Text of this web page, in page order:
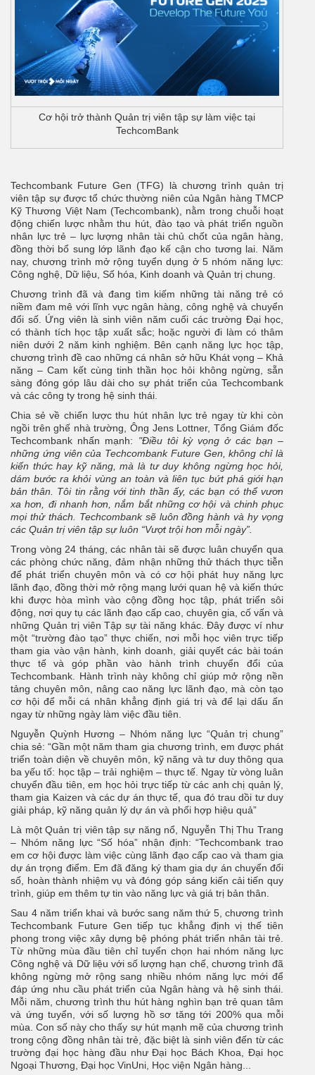
Cơ hội trở thành Quản trị viên tập sự làm việc tại
TechcomBank
Techcombank Future Gen (TFG) là chương trình quản trị
viên tập sự được tổ chức thường niên của Ngân hàng TMCP
Kỹ Thương Việt Nam (Techcombank), nằm trong chuỗi hoạt
động chiến lược nhằm thu hút, đào tạo và phát triển nguồn
nhân lực trẻ – lực lượng nhân tài chủ chốt của ngân hàng,
đồng thời bổ sung lớp lãnh đạo kế cận cho tương lai. Năm
nay, chương trình mở rộng tuyển dụng ở 5 nhóm năng lực:
Công nghệ, Dữ liệu, Số hóa, Kinh doanh và Quản trị chung.
Chương trình đã và đang tìm kiếm những tài năng trẻ có
niềm đam mê với lĩnh vực ngân hàng, công nghệ và chuyển
đổi số. Ứng viên là sinh viên năm cuối các trường Đại học,
có thành tích học tập xuất sắc; hoặc người đi làm có thâm
niên dưới 2 năm kinh nghiệm. Bên cạnh năng lực học tập,
chương trình đề cao những cá nhân sở hữu Khát vọng – Khả
năng – Cam kết cùng tinh thần học hỏi không ngừng, sẵn
sàng đóng góp lâu dài cho sự phát triển của Techcombank
và các công ty trong hệ sinh thái.
Chia sẻ về chiến lược thu hút nhân lực trẻ ngay từ khi còn
ngồi trên ghế nhà trường, Ông Jens Lottner, Tổng Giám đốc
Techcombank nhấn mạnh: "Điều tôi kỳ vọng ở các bạn –
những ứng viên của Techcombank Future Gen, không chỉ là
kiến thức hay kỹ năng, mà là tư duy không ngừng học hỏi,
dám bước ra khỏi vùng an toàn và liên tục bứt phá giới hạn
bản thân. Tôi tin rằng với tinh thần ấy, các bạn có thể vươn
xa hơn, đi nhanh hơn, nắm bắt những cơ hội và chinh phục
mọi thử thách. Techcombank sẽ luôn đồng hành và hy vọng
các Quản trị viên tập sự luôn “Vượt trội hơn mỗi ngày”.
Trong vòng 24 tháng, các nhân tài sẽ được luân chuyển qua
các phòng chức năng, đảm nhận những thử thách thực tiễn
để phát triển chuyên môn và có cơ hội phát huy năng lực
lãnh đạo, đồng thời mở rộng mạng lưới quan hệ và kiến thức
khi được hòa mình vào cộng đồng học tập, phát triển sôi
động, nơi quy tụ các lãnh đạo cấp cao, chuyên gia, cố vấn và
những Quản trị viên Tập sự tài năng khác. Đây được ví như
một “trường đào tạo” thực chiến, nơi mỗi học viên trực tiếp
tham gia vào vận hành, kinh doanh, giải quyết các bài toán
thực tế và góp phần vào hành trình chuyển đổi của
Techcombank. Hành trình này không chỉ giúp mở rộng nền
tảng chuyên môn, nâng cao năng lực lãnh đạo, mà còn tạo
cơ hội để mỗi cá nhân khẳng định giá trị và để lại dấu ấn
ngay từ những ngày làm việc đầu tiên.
Nguyễn Quỳnh Hương – Nhóm năng lực “Quản trị chung”
chia sẻ: “Gần một năm tham gia chương trình, em được phát
triển toàn diện về chuyên môn, kỹ năng và tư duy thông qua
ba yếu tố: học tập – trải nghiệm – thực tế. Ngay từ vòng luân
chuyển đầu tiên, em học hỏi trực tiếp từ các anh chị quản lý,
tham gia Kaizen và các dự án thực tế, qua đó trau dồi tư duy
giải pháp, kỹ năng quản lý dự án và phối hợp hiệu quả”
Là một Quản trị viên tập sự năng nổ, Nguyễn Thị Thu Trang
– Nhóm năng lực “Số hóa” nhận định: “Techcombank trao
em cơ hội được làm việc cùng lãnh đạo cấp cao và tham gia
dự án trọng điểm. Em đã đăng ký tham gia dự án chuyển đổi
số, hoàn thành nhiệm vụ và đóng góp sáng kiến cải tiến quy
trình, giúp em thêm tự tin vào năng lực và giá trị bản thân.
Sau 4 năm triển khai và bước sang năm thứ 5, chương trình
Techcombank Future Gen tiếp tục khẳng định vị thế tiên
phong trong việc xây dựng bệ phóng phát triển nhân tài trẻ.
Từ những mùa đầu tiên chỉ tuyển chọn hai nhóm năng lực
Công nghệ và Dữ liệu với số lượng hạn chế, chương trình đã
không ngừng mở rộng sang nhiều nhóm năng lực mới để
đáp ứng nhu cầu phát triển của Ngân hàng và hệ sinh thái.
Mỗi năm, chương trình thu hút hàng nghìn bạn trẻ quan tâm
và ứng tuyển, với số lượng hồ sơ tăng tới 200% qua mỗi
mùa. Con số này cho thấy sự hút mạnh mẽ của chương trình
trong cộng đồng nhân tài trẻ, đặc biệt là sinh viên đến từ các
trường đại học hàng đầu như Đại học Bách Khoa, Đại học
Ngoại Thương, Đại học VinUni, Học viện Ngân hàng...